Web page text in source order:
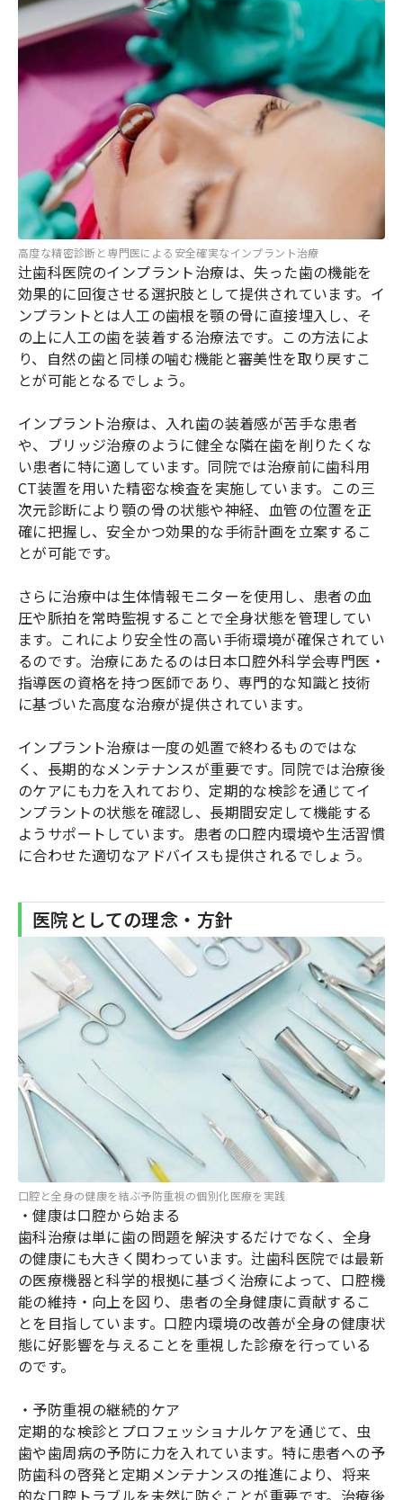
高度な精密診断と専門医による安全確実なインプラント治療
辻歯科医院のインプラント治療は、失った歯の機能を
効果的に回復させる選択肢として提供されています。イ
ンプラントとは人工の歯根を顎の骨に直接埋入し、そ
の上に人工の歯を装着する治療法です。この方法によ
り、自然の歯と同様の噛む機能と審美性を取り戻すこ
とが可能となるでしょう。
インプラント治療は、入れ歯の装着感が苦手な患者
や、ブリッジ治療のように健全な隣在歯を削りたくな
い患者に特に適しています。同院では治療前に歯科用
CT装置を用いた精密な検査を実施しています。この三
次元診断により顎の骨の状態や神経、血管の位置を正
確に把握し、安全かつ効果的な手術計画を立案するこ
とが可能です。
さらに治療中は生体情報モニターを使用し、患者の血
圧や脈拍を常時監視することで全身状態を管理してい
ます。これにより安全性の高い手術環境が確保されてい
るのです。治療にあたるのは日本口腔外科学会専門医・
指導医の資格を持つ医師であり、専門的な知識と技術
に基づいた高度な治療が提供されています。
インプラント治療は一度の処置で終わるものではな
く、長期的なメンテナンスが重要です。同院では治療後
のケアにも力を入れており、定期的な検診を通じてイ
ンプラントの状態を確認し、長期間安定して機能する
ようサポートしています。患者の口腔内環境や生活習慣
に合わせた適切なアドバイスも提供されるでしょう。
医院としての理念・方針
口腔と全身の健康を結ぶ予防重視の個別化医療を実践
・健康は口腔から始まる
歯科治療は単に歯の問題を解決するだけでなく、全身
の健康にも大きく関わっています。辻歯科医院では最新
の医療機器と科学的根拠に基づく治療によって、口腔機
能の維持・向上を図り、患者の全身健康に貢献するこ
とを目指しています。口腔内環境の改善が全身の健康状
態に好影響を与えることを重視した診療を行っている
のです。
・予防重視の継続的ケア
定期的な検診とプロフェッショナルケアを通じて、虫
歯や歯周病の予防に力を入れています。特に患者への予
防歯科の啓発と定期メンテナンスの推進により、将来
的な口腔トラブルを未然に防ぐことが重要です。治療後